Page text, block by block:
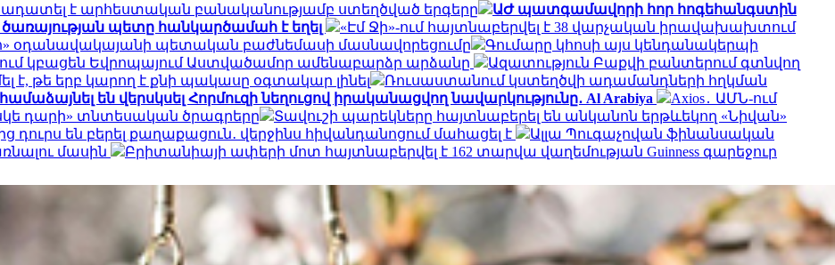
է արհեստական բանականությամբ ստեղծված երգերը
ԱԺ պատգամավորի հոր հոգեհանգստին
պետը հանկարծամահ է եղել
«Էմ Ջի»-ում հայտնաբերվել է 38 վարչական իրավախախտում
օդանավակայանի պետական բաժնեմասի մասնավորեցումը
Գումարը կհոսի այս կենդանակերպի
կբացեն Եվրոպայում Աստվածամոր ամենաբարձր արձանը
Ազատություն Բաքվի բանտերում գտնվող
է, թե երբ կարող է քնի պակասը օգտակար լինել
Ռուսաստանում կստեղծվի ադամանդների հղկման
են վերսկսել Հորմուզի նեղուցով իրականացվող նավարկությունը․ Al Arabiya
Axios․ ԱՄՆ-ում
դարի» տնտեսական ծրագրերը
Տավուշի պարեկները հայտնաբերել են անկանոն երթևեկող «Նիվան»
են բերել քաղաքացուն․ վերջինս հիվանդանոցում մահացել է
Ալլա Պուգաչովան ֆինանսական
մասին
Բրիտանիայի ափերի մոտ հայտնաբերվել է 162 տարվա վաղեմության Guinness գարեջուր